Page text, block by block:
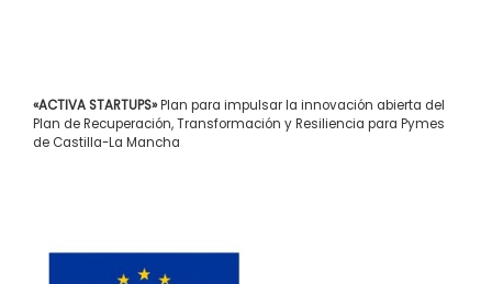
«ACTIVA STARTUPS»Plan para impulsar la innovación abierta del
Plan de Recuperación, Transformación y Resiliencia para Pymes
de Castilla-La Mancha